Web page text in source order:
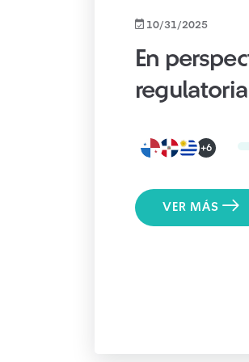
10/31/2025
En
+6
VER MÁS